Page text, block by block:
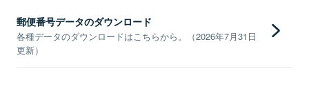
郵便番号データのダウンロード
各種データのダウンロードはこちらから。（2026年7月31日
更新）